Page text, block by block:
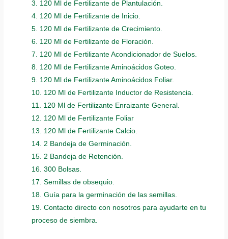
3. 120 Ml de Fertilizante de Plantulación.
4. 120 Ml de Fertilizante de Inicio.
5. 120 Ml de Fertilizante de Crecimiento.
6. 120 Ml de Fertilizante de Floración.
7. 120 Ml de Fertilizante Acondicionador de Suelos.
8. 120 Ml de Fertilizante Aminoácidos Goteo.
9. 120 Ml de Fertilizante Aminoácidos Foliar.
10. 120 Ml de Fertilizante Inductor de Resistencia.
11. 120 Ml de Fertilizante Enraizante General.
12. 120 Ml de Fertilizante Foliar
13. 120 Ml de Fertilizante Calcio.
14. 2 Bandeja de Germinación.
15. 2 Bandeja de Retención.
16. 300 Bolsas.
17. Semillas de obsequio.
18. Guía para la germinación de las semillas.
19. Contacto directo con nosotros para ayudarte en tu
proceso de siembra.